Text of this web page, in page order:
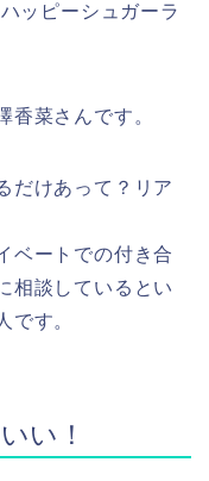
ッピーシュガーラ
香菜さんです。
だけあって？リア
ベートでの付き合
相談しているとい
です。
い！